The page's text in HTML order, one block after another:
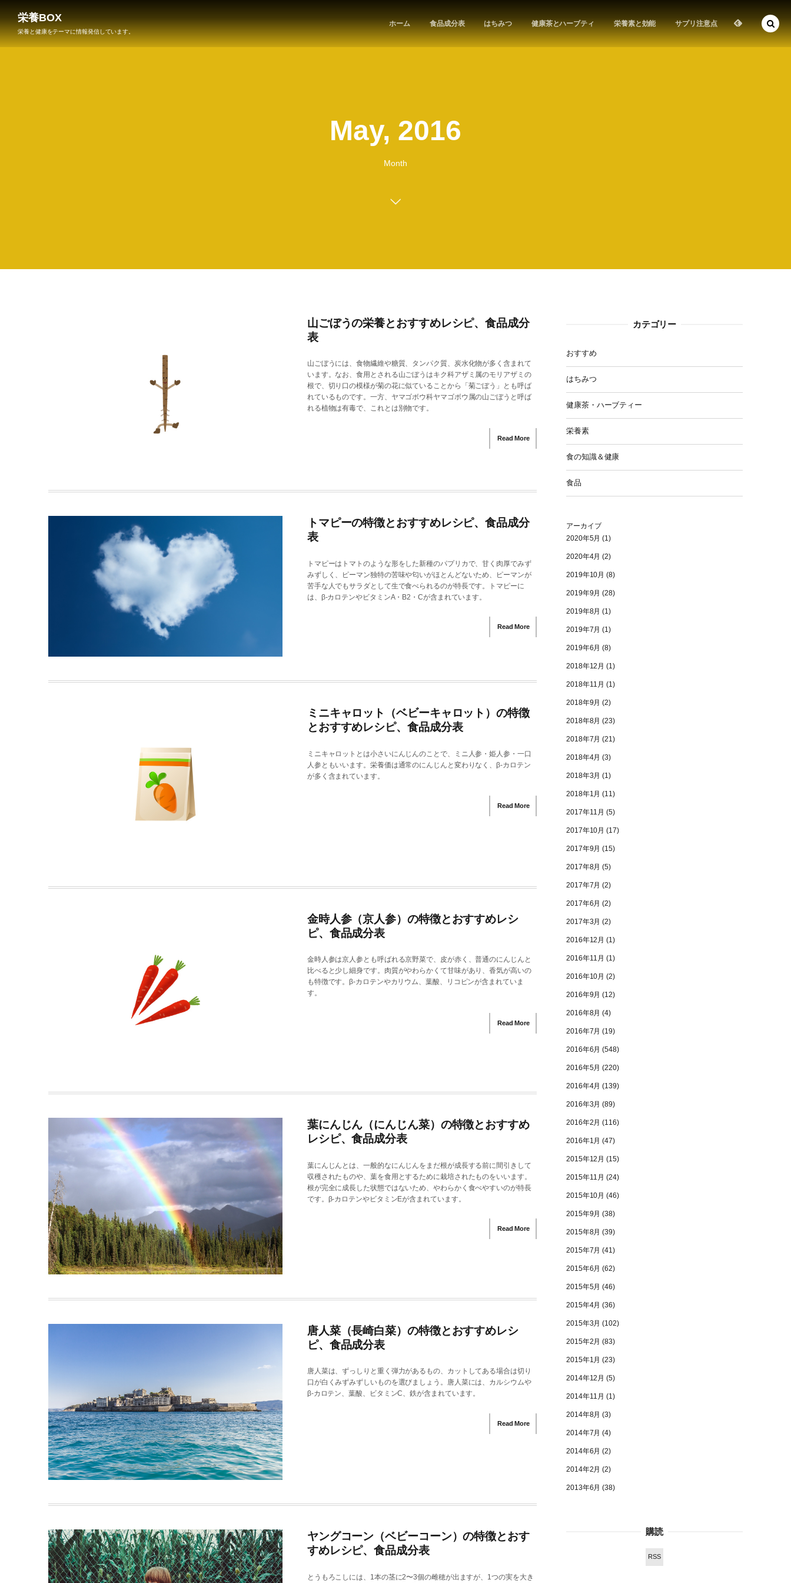
栄養BOX
栄養と健康をテーマに情報発信しています。
ホーム 食品成分表 はちみつ 健康茶とハーブティ 栄養素と効能 サプリ注意点
May, 2016
Month
山ごぼうの栄養とおすすめレシピ、食品成分
表
山ごぼうには、食物繊維や糖質、タンパク質、炭水化物が多く含まれて
います。なお、食用とされる山ごぼうはキク科アザミ属のモリアザミの
根で、切り口の模様が菊の花に似ていることから「菊ごぼう」とも呼ば
れているものです。一方、ヤマゴボウ科ヤマゴボウ属の山ごぼうと呼ば
れる植物は有毒で、これとは別物です。
Read More
トマピーの特徴とおすすめレシピ、食品成分
表
トマピーはトマトのような形をした新種のパプリカで、甘く肉厚でみず
みずしく、ピーマン独特の苦味や匂いがほとんどないため、ピーマンが
苦手な人でもサラダとして生で食べられるのが特長です。トマピーに
は、β-カロテンやビタミンA・B2・Cが含まれています。
Read More
ミニキャロット（ベビーキャロット）の特徴
とおすすめレシピ、食品成分表
ミニキャロットとは小さいにんじんのことで、ミニ人参・姫人参・一口
人参ともいいます。栄養価は通常のにんじんと変わりなく、β-カロテン
が多く含まれています。
Read More
金時人参（京人参）の特徴とおすすめレシ
ピ、食品成分表
金時人参は京人参とも呼ばれる京野菜で、皮が赤く、普通のにんじんと
比べると少し細身です。肉質がやわらかくて甘味があり、香気が高いの
も特徴です。β-カロテンやカリウム、葉酸、リコピンが含まれていま
す。
Read More
葉にんじん（にんじん菜）の特徴とおすすめ
レシピ、食品成分表
葉にんじんとは、一般的なにんじんをまだ根が成長する前に間引きして
収穫されたものや、葉を食用とするために栽培されたものをいいます。
根が完全に成長した状態ではないため、やわらかく食べやすいのが特長
です。β-カロテンやビタミンEが含まれています。
Read More
唐人菜（長崎白菜）の特徴とおすすめレシ
ピ、食品成分表
唐人菜は、ずっしりと重く弾力があるもの、カットしてある場合は切り
口が白くみずみずしいものを選びましょう。唐人菜には、カルシウムや
β-カロテン、葉酸、ビタミンC、鉄が含まれています。
Read More
ヤングコーン（ベビーコーン）の特徴とおす
すめレシピ、食品成分表
とうもろこしには、1本の茎に2〜3個の雌穂が出ますが、1つの実を大き
カテゴリー
おすすめ
はちみつ
健康茶・ハーブティー
栄養素
食の知識＆健康
食品
アーカイブ
2020年5月 (1)
2020年4月 (2)
2019年10月 (8)
2019年9月 (28)
2019年8月 (1)
2019年7月 (1)
2019年6月 (8)
2018年12月 (1)
2018年11月 (1)
2018年9月 (2)
2018年8月 (23)
2018年7月 (21)
2018年4月 (3)
2018年3月 (1)
2018年1月 (11)
2017年11月 (5)
2017年10月 (17)
2017年9月 (15)
2017年8月 (5)
2017年7月 (2)
2017年6月 (2)
2017年3月 (2)
2016年12月 (1)
2016年11月 (1)
2016年10月 (2)
2016年9月 (12)
2016年8月 (4)
2016年7月 (19)
2016年6月 (548)
2016年5月 (220)
2016年4月 (139)
2016年3月 (89)
2016年2月 (116)
2016年1月 (47)
2015年12月 (15)
2015年11月 (24)
2015年10月 (46)
2015年9月 (38)
2015年8月 (39)
2015年7月 (41)
2015年6月 (62)
2015年5月 (46)
2015年4月 (36)
2015年3月 (102)
2015年2月 (83)
2015年1月 (23)
2014年12月 (5)
2014年11月 (1)
2014年8月 (3)
2014年7月 (4)
2014年6月 (2)
2014年2月 (2)
2013年6月 (38)
購読
RSS